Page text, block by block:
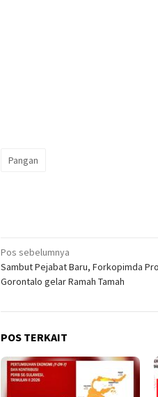
Pangan
Navigasi
pos
Pos sebelumnya
Sambut Pejabat Baru, Forkopimda
Gorontalo gelar Ramah Tamah
POS TERKAIT